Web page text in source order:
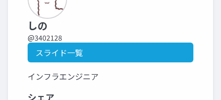
しの
@3402128
スライド一覧
インフラエンジニア
シェア